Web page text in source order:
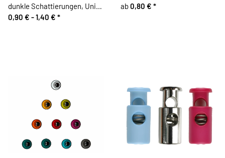
dunkle Schattierungen, Union
Knopf
0,90 € -1,40 € *
ab0,80 € *